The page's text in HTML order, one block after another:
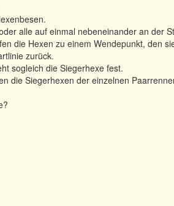
alle auf einmal nebeneinander an der
die Hexen zu einem Wendepunkt, den
zurück.
sogleich die Siegerhexe fest.
die Siegerhexen der einzelnen